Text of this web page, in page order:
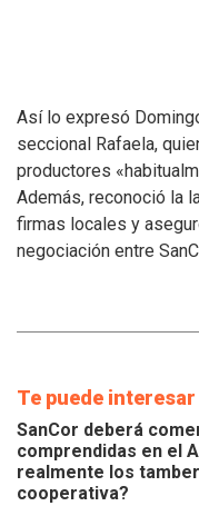
Así lo expresó
seccional Rafaela,
productores
Además, reconoció la
firmas locales y
negociación entre
Te puede interesar
SanCor deberá
comprendidas en el
realmente los
cooperativa?